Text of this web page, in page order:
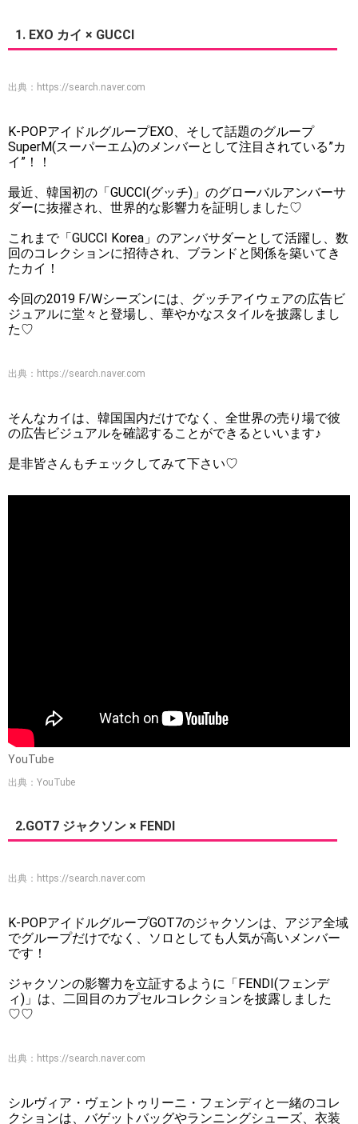
1. EXO カイ × GUCCI
出典： https://search.naver.com
K-POPアイドルグループEXO、そして話題のグループ
SuperM(スーパーエム)のメンバーとして注目されている”カ
イ”！！
最近、韓国初の「GUCCI(グッチ)」のグローバルアンバーサ
ダーに抜擢され、世界的な影響力を証明しました♡
これまで「GUCCI Korea」のアンバサダーとして活躍し、数
回のコレクションに招待され、ブランドと関係を築いてき
たカイ！
今回の2019 F/Wシーズンには、グッチアイウェアの広告ビ
ジュアルに堂々と登場し、華やかなスタイルを披露しまし
た♡
出典： https://search.naver.com
そんなカイは、韓国国内だけでなく、全世界の売り場で彼
の広告ビジュアルを確認することができるといいます♪
是非皆さんもチェックしてみて下さい♡
YouTube
出典：YouTube
2.GOT7 ジャクソン × FENDI
出典： https://search.naver.com
K-POPアイドルグループGOT7のジャクソンは、アジア全域
でグループだけでなく、ソロとしても人気が高いメンバー
です！
ジャクソンの影響力を立証するように「FENDI(フェンデ
ィ)」は、二回目のカプセルコレクションを披露しました
♡♡
出典： https://search.naver.com
シルヴィア・ヴェントゥリーニ・フェンディと一緒のコレ
クションは、バゲットバッグやランニングシューズ、衣装